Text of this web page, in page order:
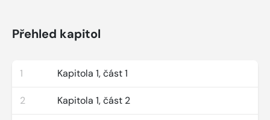
Přehled kapitol
1 Kapitola 1, část 1
2 Kapitola 1, část 2